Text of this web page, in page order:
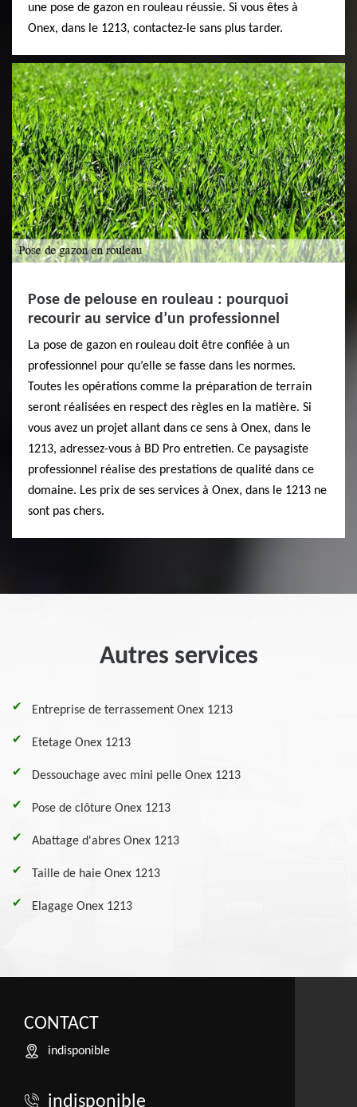
une pose de gazon en rouleau réussie. Si vous êtes à
Onex, dans le 1213, contactez-le sans plus tarder.
Pose de pelouse en rouleau : pourquoi
recourir au service d’un professionnel
La pose de gazon en rouleau doit être confiée à un
professionnel pour qu’elle se fasse dans les normes.
Toutes les opérations comme la préparation de terrain
seront réalisées en respect des règles en la matière. Si
vous avez un projet allant dans ce sens à Onex, dans le
1213, adressez-vous à BD Pro entretien. Ce paysagiste
professionnel réalise des prestations de qualité dans ce
domaine. Les prix de ses services à Onex, dans le 1213 ne
sont pas chers.
Autres services
Entreprise de terrassement Onex 1213
Etetage Onex 1213
Dessouchage avec mini pelle Onex 1213
Pose de clôture Onex 1213
Abattage d'abres Onex 1213
Taille de haie Onex 1213
Elagage Onex 1213
CONTACT
indisponible
indisponible